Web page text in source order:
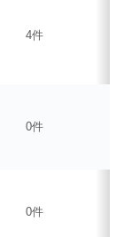
4件
0件
0件